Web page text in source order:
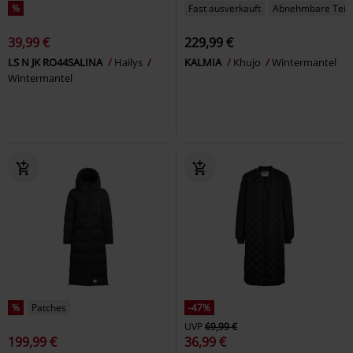
%
39,99 €
LS N JK RO44SALINA
Hailys
Wintermantel
Fast ausverkauft Abnehmbare Teile
229,99 €
KALMIA Khujo Wintermantel
% Patches
199,99 €
-47%
UVP69,99 €
36,99 €